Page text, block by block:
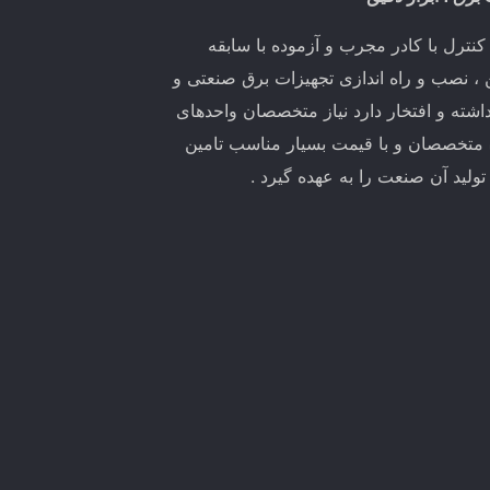
با کادر مجرب و آزموده با سابقه
، نصب و راه اندازی تجهیزات برق صنعتی و
و افتخار دارد نیاز متخصصان واحدهای
متخصصان و با قیمت بسیار مناسب تامین
آن صنعت را به عهده گیرد .